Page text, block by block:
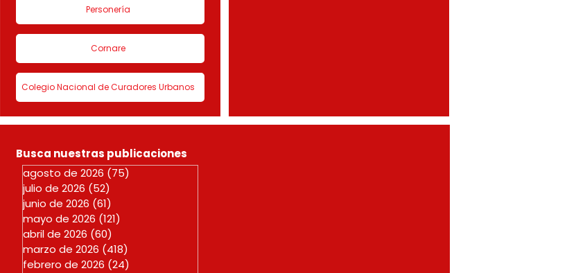
Personería
Cornare
Colegio Nacional de Curadores Urbanos
Busca nuestras publicaciones
agosto de 2026 (75)
julio de 2026 (52)
junio de 2026 (61)
mayo de 2026 (121)
abril de 2026 (60)
marzo de 2026 (418)
febrero de 2026 (24)